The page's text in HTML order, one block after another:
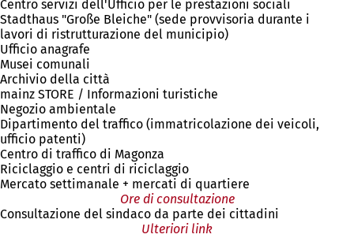
Centro servizi dell'Ufficio per le prestazioni sociali
Stadthaus "Große Bleiche" (sede provvisoria durante i
lavori di ristrutturazione del municipio)
Ufficio anagrafe
Musei comunali
Archivio della città
mainz STORE / Informazioni turistiche
Negozio ambientale
Dipartimento del traffico (immatricolazione dei veicoli,
ufficio patenti)
Centro di traffico di Magonza
Riciclaggio e centri di riciclaggio
Mercato settimanale + mercati di quartiere
Ore di consultazione
Consultazione del sindaco da parte dei cittadini
Ulteriori link